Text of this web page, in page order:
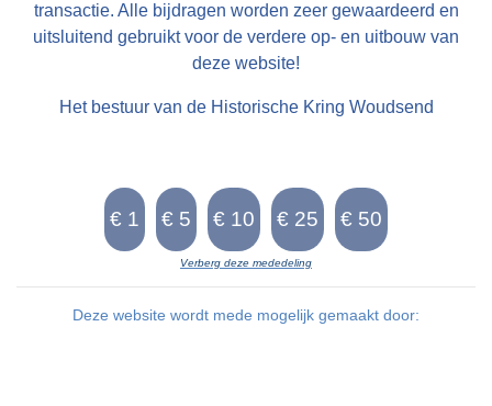
transactie. Alle bijdragen worden zeer gewaardeerd en
uitsluitend gebruikt voor de verdere op- en uitbouw van
deze website!
Het bestuur van de Historische Kring Woudsend
Verberg deze mededeling
Deze website wordt mede mogelijk gemaakt door: